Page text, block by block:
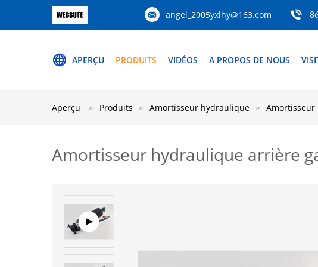
angel_2005yxlhy@163.com
APERÇU PRODUITS VIDÉOS A PROPOS DE NOUS
Aperçu Produits Amortisseur hydraulique Amortisseur
Amortisseur hydraulique arrière